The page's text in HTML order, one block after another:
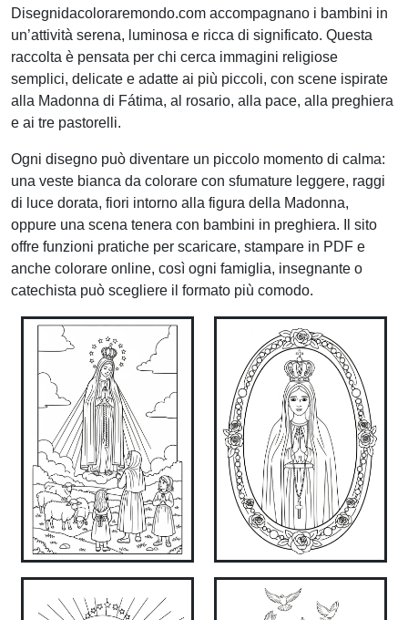
Disegnidacoloraremondo.com accompagnano i bambini in
un’attività serena, luminosa e ricca di significato. Questa
raccolta è pensata per chi cerca immagini religiose
semplici, delicate e adatte ai più piccoli, con scene ispirate
alla Madonna di Fátima, al rosario, alla pace, alla preghiera
e ai tre pastorelli.
Ogni disegno può diventare un piccolo momento di calma:
una veste bianca da colorare con sfumature leggere, raggi
di luce dorata, fiori intorno alla figura della Madonna,
oppure una scena tenera con bambini in preghiera. Il sito
offre funzioni pratiche per scaricare, stampare in PDF e
anche colorare online, così ogni famiglia, insegnante o
catechista può scegliere il formato più comodo.